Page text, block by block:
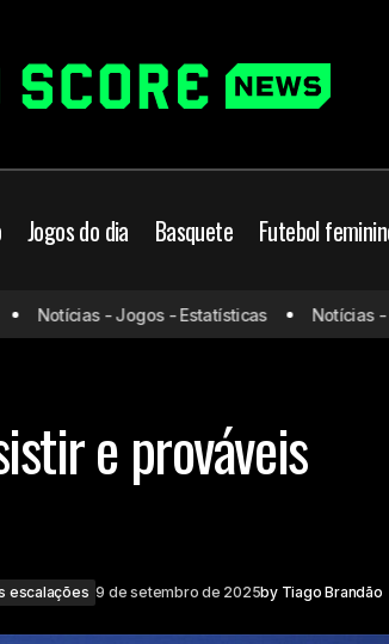
Jogos do dia Basquete Futebol
Jogos do dia
França x Islândia: onde
escalações
Notícias - Jogos - Estatísticas Notícias -
e prováveis
escalações 9 de setembro de 2025by Tiago Brandão